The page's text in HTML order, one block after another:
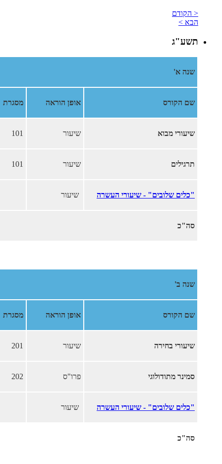
< הקודם
הבא >
תשע"ג
שנה א'
שם הקורס אופן הוראה מסגרת
שיעורי מבוא שיעור 101
תרגילים שיעור 101
"כלים שלובים" - שיעורי העשרה שיעור
סה"כ
שנה ב'
שם הקורס אופן הוראה מסגרת
שיעורי בחירה שיעור 201
סמינר מתודולוגי פרו"ס 202
"כלים שלובים" - שיעורי העשרה שיעור
סה"כ